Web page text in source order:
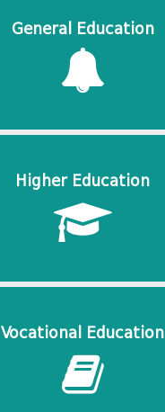
General Education
Higher Education
Vocational Education